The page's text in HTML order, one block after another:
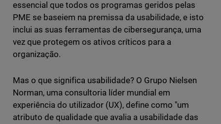
essencial que todos os programas geridos pelas
PME se baseiem na premissa da usabilidade, e isto
inclui as suas ferramentas de cibersegurança, uma
vez que protegem os ativos críticos para a
organização.
Mas o que significa usabilidade? O Grupo Nielsen
Norman, uma consultoria líder mundial em
experiência do utilizador (UX), define como "um
atributo de qualidade que avalia a usabilidade das